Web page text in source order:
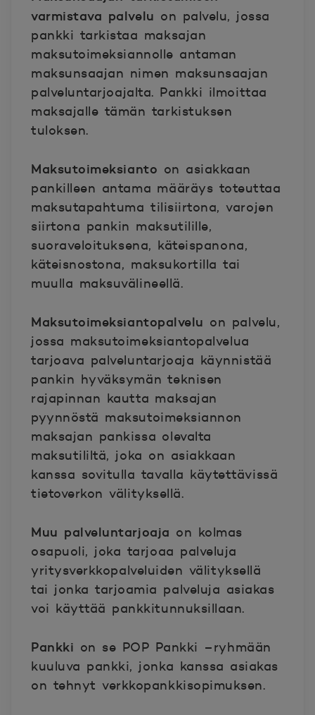
varmistava palvelu on palvelu, jossa
pankki tarkistaa maksajan
maksutoimeksiannolle antaman
maksunsaajan nimen maksunsaajan
palveluntarjoajalta. Pankki ilmoittaa
maksajalle tämän tarkistuksen
tuloksen.
Maksutoimeksianto on asiakkaan
pankilleen antama määräys toteuttaa
maksutapahtuma tilisiirtona, varojen
siirtona pankin maksutilille,
suoraveloituksena, käteispanona,
käteisnostona, maksukortilla tai
muulla maksuvälineellä.
Maksutoimeksiantopalvelu on palvelu,
jossa maksutoimeksiantopalvelua
tarjoava palveluntarjoaja käynnistää
pankin hyväksymän teknisen
rajapinnan kautta maksajan
pyynnöstä maksutoimeksiannon
maksajan pankissa olevalta
maksutililtä, joka on asiakkaan
kanssa sovitulla tavalla käytettävissä
tietoverkon välityksellä.
Muu palveluntarjoaja on kolmas
osapuoli, joka tarjoaa palveluja
yritysverkkopalveluiden välityksellä
tai jonka tarjoamia palveluja asiakas
voi käyttää pankkitunnuksillaan.
Pankki on se POP Pankki –ryhmään
kuuluva pankki, jonka kanssa asiakas
on tehnyt verkkopankkisopimuksen.